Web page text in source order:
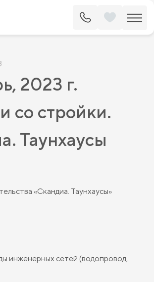
2023 г.
со стройки.
Таунхаусы
«Скандиа. Таунхаусы»
инженерных сетей (водопровод,